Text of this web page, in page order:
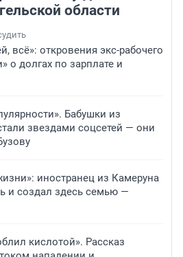
области
всё»: откровения экс-рабочего
о долгах по зарплате и
Бабушки из
звездами соцсетей — они
иностранец из Камеруна
и создал здесь семью —
кислотой». Рассказ